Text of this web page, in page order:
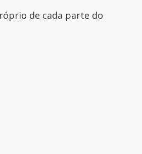
de cada parte do